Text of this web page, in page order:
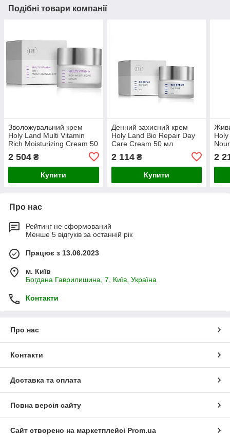
Подібні товари компанії
Зволожувальний крем
Holy Land Multi Vitamin
Rich Moisturizing Cream 50
2 504 ₴
Купити
Денний захисний крем
Holy Land Bio Repair Day
Care Cream 50 мл
2 114₴
Купити
2
Про нас
Рейтинг не сформований
Менше 5 відгуків за останній рік
Працює з 13.06.2023
м. Київ
Богдана Гаврилишина, 7, Київ, Україна
Контакти
Про нас
Контакти
Доставка та оплата
Повна версія сайту
Сайт створено на маркетплейсі Prom.ua